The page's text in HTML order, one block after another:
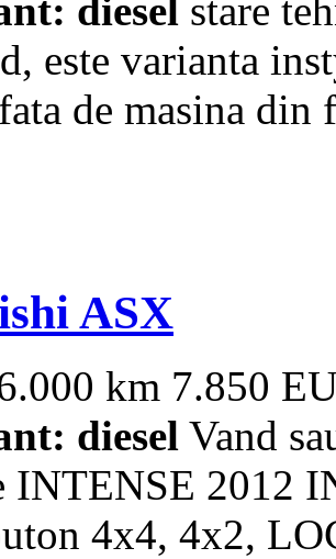
diesel stare
este varianta
de masina din
ASX
km 7.850
diesel Vand
INTENSE 2012
4x4, 4x2,